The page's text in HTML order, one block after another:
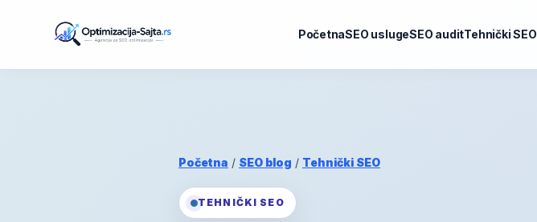
PočetnaSEO uslugeSEO auditTehnički SEO
Početna / SEO blog / Tehnički SEO
TEHNIČKI SEO